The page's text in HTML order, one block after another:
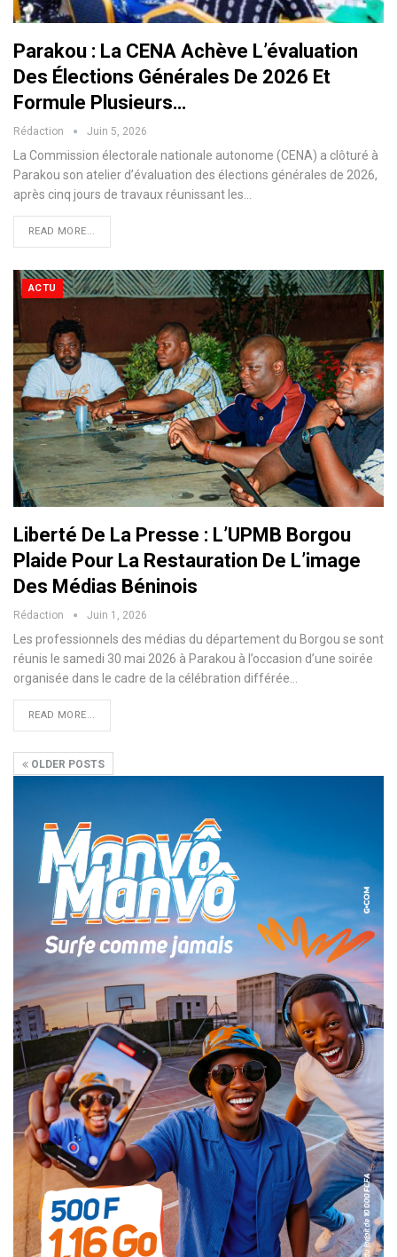
Parakou : La CENA Achève L’évaluation
Des Élections Générales De 2026 Et
Formule Plusieurs…
Rédaction Juin 5, 2026
La Commission électorale nationale autonome (CENA) a clôturé à
Parakou son atelier d’évaluation des élections générales de 2026,
après cinq jours de travaux réunissant les…
READ MORE...
ACTU
Liberté De La Presse : L’UPMB Borgou
Plaide Pour La Restauration De L’image
Des Médias Béninois
Rédaction Juin 1, 2026
Les professionnels des médias du département du Borgou se sont
réunis le samedi 30 mai 2026 à Parakou à l’occasion d’une soirée
organisée dans le cadre de la célébration différée…
READ MORE...
OLDER POSTS